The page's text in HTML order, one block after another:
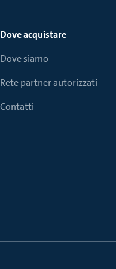
Dove acquistare
Dove siamo
Rete partner autorizzati
Contatti